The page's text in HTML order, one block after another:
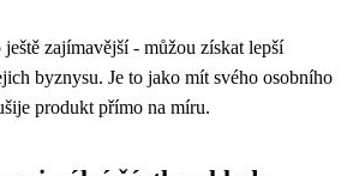
zajímavější - můžou získat lepší
byznysu. Je to jako mít svého osobního
produkt přímo na míru.